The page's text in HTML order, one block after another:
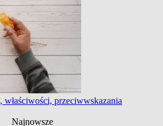
przeciwwskazania
Najnowsze